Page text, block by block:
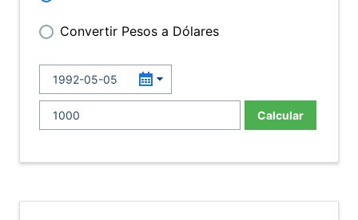
Convertir Pesos a Dólares
Calcular